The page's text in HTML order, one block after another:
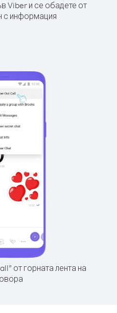
Viber и се обадете от
с информация
от горната лента на